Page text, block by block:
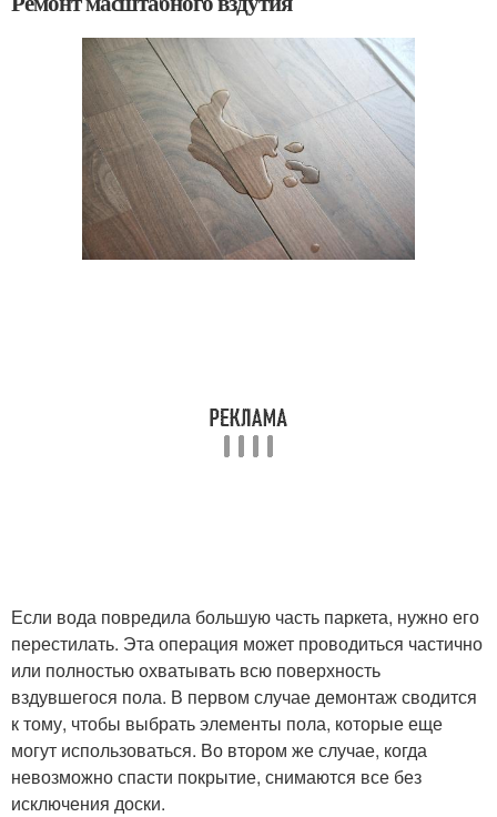
Если вода повредила большую часть паркета, нужно его
перестилать. Эта операция может проводиться частично
или полностью охватывать всю поверхность
вздувшегося пола. В первом случае демонтаж сводится
к тому, чтобы выбрать элементы пола, которые еще
могут использоваться. Во втором же случае, когда
невозможно спасти покрытие, снимаются все без
исключения доски.